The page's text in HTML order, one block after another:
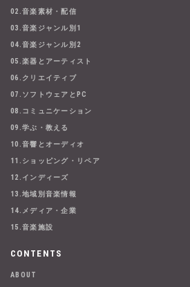
02.音楽素材・配信
03.音楽ジャンル別1
04.音楽ジャンル別2
05.楽器とアーティスト
06.クリエイティブ
07.ソフトウェアとPC
08.コミュニケーション
09.学ぶ・教える
10.音響とオーディオ
11.ショッピング・リペア
12.インディーズ
13.地域別音楽情報
14.メディア・企業
15.音楽施設
CONTENTS
ABOUT